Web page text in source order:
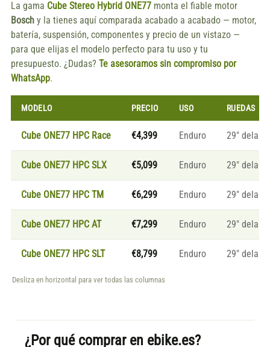
La gama Cube Stereo Hybrid ONE77monta el fiable motor
Boschy la tienes aquí comparada acabado a acabado — motor,
batería, suspensión, componentes y precio de un vistazo —
para que elijas el modelo perfecto para tu uso y tu
presupuesto. ¿Dudas? Te asesoramos sin compromiso por
WhatsApp.
MODELO PRECIO USO RUEDAS
Cube ONE77 HPC Race €4,399 Enduro 29″
Cube ONE77 HPC SLX €5,099 Enduro 29″
Cube ONE77 HPC TM €6,299 Enduro 29″
Cube ONE77 HPC AT €7,299 Enduro 29″
Cube ONE77 HPC SLT €8,799 Enduro 29″
Desliza en horizontal para ver todas las columnas
¿Por qué comprar en ebike.es?